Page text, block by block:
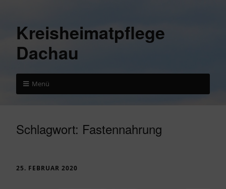
Kreisheimatpflege
Dachau
Menü
Schlagwort: Fastennahrung
25. FEBRUAR 2020